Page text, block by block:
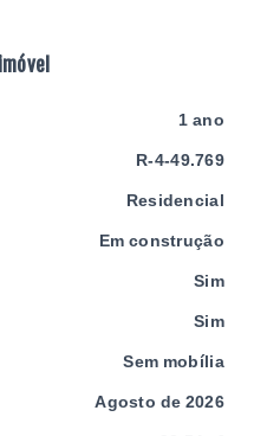
1 ano
R-4-49.769
Residencial
Em construção
Sim
Sim
Sem mobília
Agosto de 2026